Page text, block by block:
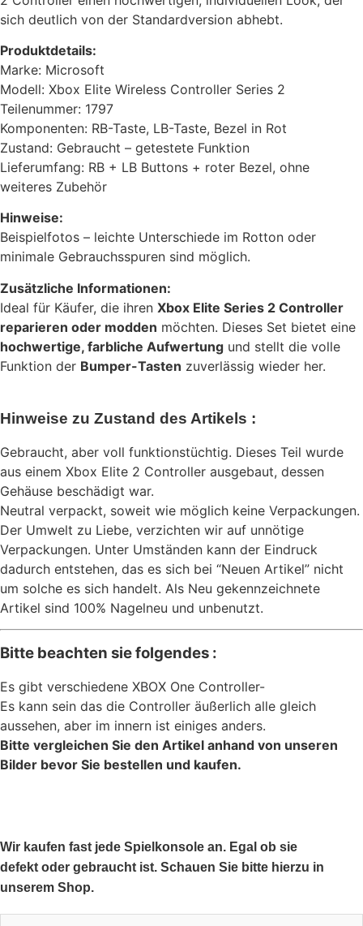
sich deutlich von der Standardversion abhebt.
Produktdetails:
Marke: Microsoft
Modell: Xbox Elite Wireless Controller Series 2
Teilenummer: 1797
Komponenten: RB-Taste, LB-Taste, Bezel in Rot
Zustand: Gebraucht – getestete Funktion
Lieferumfang: RB + LB Buttons + roter Bezel, ohne
weiteres Zubehör
Hinweise:
Beispielfotos – leichte Unterschiede im Rotton oder
minimale Gebrauchsspuren sind möglich.
Zusätzliche Informationen:
Ideal für Käufer, die ihren Xbox Elite Series 2 Controller
reparieren oder modden möchten. Dieses Set bietet eine
hochwertige, farbliche Aufwertung und stellt die volle
Funktion der Bumper-Tasten zuverlässig wieder her.
Hinweise zu Zustand des Artikels :
Gebraucht, aber voll funktionstüchtig. Dieses Teil wurde
aus einem Xbox Elite 2 Controller ausgebaut, dessen
Gehäuse beschädigt war.
Neutral verpackt, soweit wie möglich keine Verpackungen.
Der Umwelt zu Liebe, verzichten wir auf unnötige
Verpackungen. Unter Umständen kann der Eindruck
dadurch entstehen, das es sich bei “Neuen Artikel” nicht
um solche es sich handelt. Als Neu gekennzeichnete
Artikel sind 100% Nagelneu und unbenutzt.
Bitte beachten sie folgendes :
Es gibt verschiedene XBOX One Controller-
Es kann sein das die Controller äußerlich alle gleich
aussehen, aber im innern ist einiges anders.
Bitte vergleichen Sie den Artikel anhand von unseren
Bilder bevor Sie bestellen und kaufen.
Wir kaufen fast jede Spielkonsole an. Egal ob sie
defekt oder gebraucht ist. Schauen Sie bitte hierzu in
unserem Shop.